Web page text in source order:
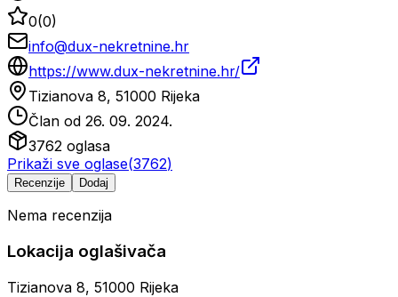
0(0)
info@dux-nekretnine.hr
https://www.dux-nekretnine.hr/
Tizianova 8, 51000 Rijeka
Član od 26. 09. 2024.
3762 oglasa
Prikaži sve oglase(3762)
Recenzije Dodaj
Nema recenzija
Lokacija oglašivača
Tizianova 8, 51000 Rijeka